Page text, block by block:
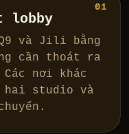
01
lobby
và Jili bằng
cần thoát ra
nơi khác
hai studio và